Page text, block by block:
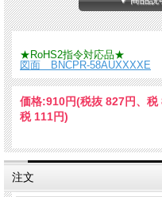
【ご注意】
で、インピーダンスは50オームです
ンピーダンスは75オームの同軸ケー
や音声信号を伝送する用途向けでは
い。
◆当ケーブルの動作保証可能な最大
＜ご注意＞
この商品は、在庫なくなり次第、下
ます。（キャンセル再注文していた
★RoHS2指令対応品★
図面 BNCPR-58AUXXXXE
★RoHS2指令対応品★
図面 BNCPR-58AUXXXXE
価格:910円(税抜 827円、税
税 111円)
注文